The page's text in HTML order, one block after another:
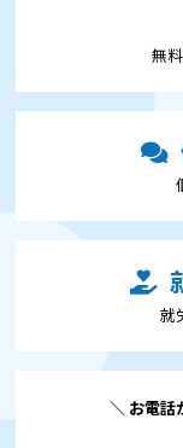
無
就
＼ お電話